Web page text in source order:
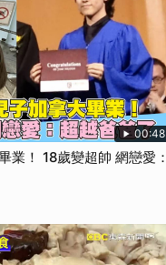
00:48
業！ 18歲變超帥 網戀愛：